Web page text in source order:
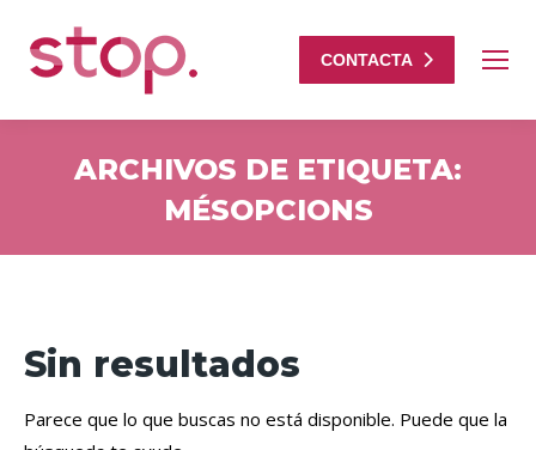
CONTACTA
ARCHIVOS DE ETIQUETA:
MÉSOPCIONS
Sin resultados
Parece que lo que buscas no está disponible. Puede que la